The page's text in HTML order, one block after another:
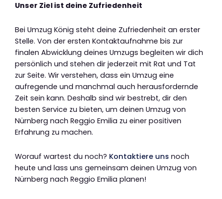
Unser Ziel ist deine Zufriedenheit
Bei Umzug König steht deine Zufriedenheit an erster
Stelle. Von der ersten Kontaktaufnahme bis zur
finalen Abwicklung deines Umzugs begleiten wir dich
persönlich und stehen dir jederzeit mit Rat und Tat
zur Seite. Wir verstehen, dass ein Umzug eine
aufregende und manchmal auch herausfordernde
Zeit sein kann. Deshalb sind wir bestrebt, dir den
besten Service zu bieten, um deinen Umzug von
Nürnberg nach Reggio Emilia zu einer positiven
Erfahrung zu machen.
Worauf wartest du noch? Kontaktiere uns noch
heute und lass uns gemeinsam deinen Umzug von
Nürnberg nach Reggio Emilia planen!